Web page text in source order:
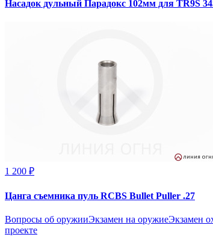
Насадок дульный Парадокс 102мм для TR9S
1 200 ₽
Цанга съемника пуль RCBS Bullet Puller .27
Вопросы об оружииЭкзамен на оружиеЭкзамен
проекте